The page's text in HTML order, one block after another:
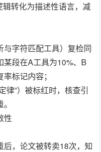
转化为描述性语言，减
字符匹配工具）复检同
某段在A工具为10%、B
标记内容；
律”）被标红时，核查引
性
，论文被转卖18次，知